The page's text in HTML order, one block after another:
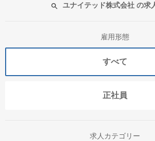
ユナイテッド株式会社 の求
雇用形態
すべて
正社員
求人カテゴリー